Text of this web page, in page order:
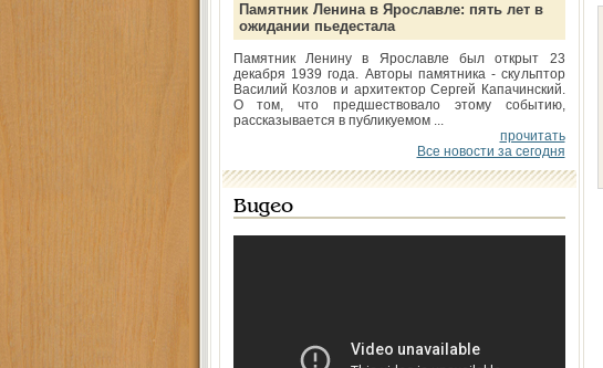
Памятник Ленина в Ярославле: пять лет в
ожидании пьедестала
Памятник Ленину в Ярославле был открыт 23
декабря 1939 года. Авторы памятника - скульптор
Василий Козлов и архитектор Сергей Капачинский.
О том, что предшествовало этому событию,
рассказывается в публикуемом ...
прочитать
Все новости за сегодня
Видео